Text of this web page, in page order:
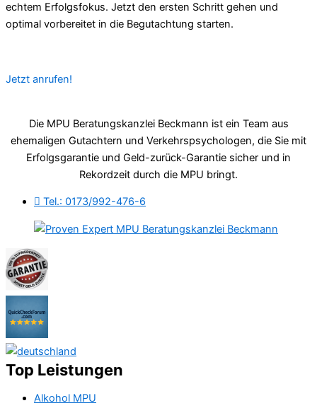
echtem Erfolgsfokus. Jetzt den ersten Schritt gehen und
optimal vorbereitet in die Begutachtung starten.
Jetzt anrufen!
Die MPU Beratungskanzlei Beckmann ist ein Team aus
ehemaligen Gutachtern und Verkehrspsychologen, die Sie mit
Erfolgsgarantie und Geld-zurück-Garantie sicher und in
Rekordzeit durch die MPU bringt.
Tel.: 0173/992-476-6
Top Leistungen
Alkohol MPU